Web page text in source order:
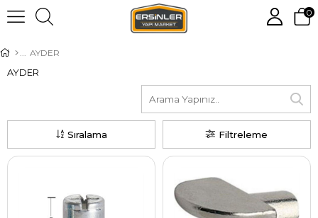
0
AYDER
AYDER
Filtreleme
Sıralama